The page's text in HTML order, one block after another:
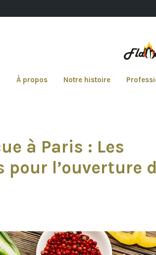
À propos Notre histoire
à Paris : Les
l’ouverture